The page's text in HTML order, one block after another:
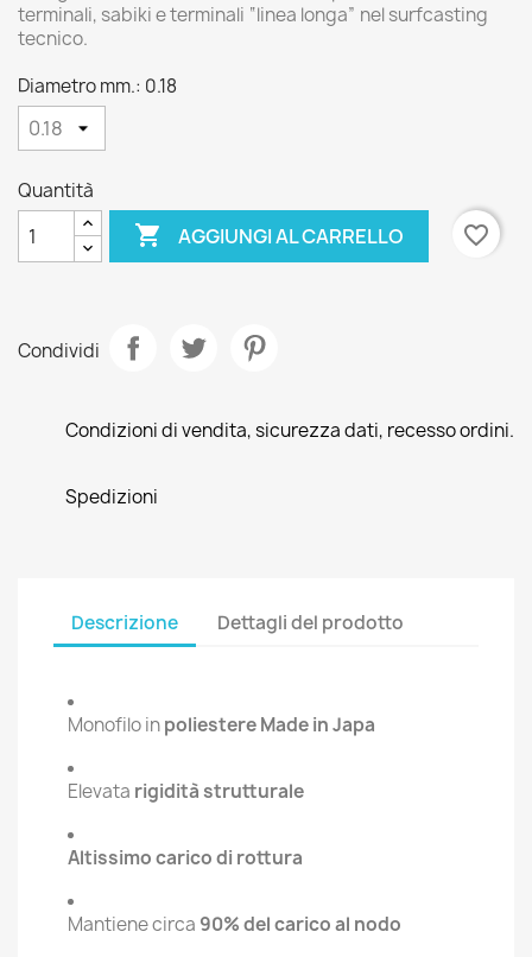
terminali, sabiki e terminali “linea longa” nel surfcasting
tecnico.
Diametro mm.: 0.18
Quantità
 AGGIUNGI AL CARRELLO favorite_border
Condividi
Condizioni di vendita, sicurezza dati, recesso ordini.
Spedizioni
Descrizione Dettagli del prodotto
Monofilo inpoliestere Made in Japa
Elevata rigidità strutturale
Altissimo carico di rottura
Mantiene circa 90% del carico al nodo